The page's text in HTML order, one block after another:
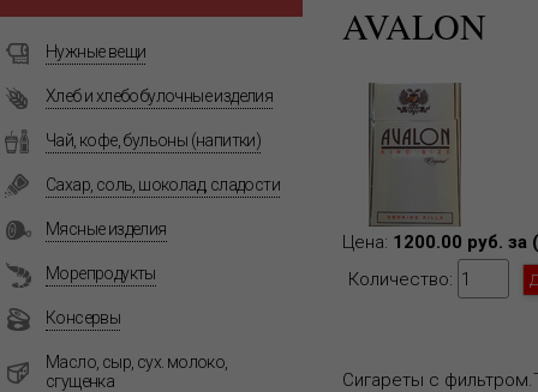
Нужные вещи
Хлеб и хлебобулочные изделия
Чай, кофе, бульоны (напитки)
Сахар, соль, шоколад, сладости
Мясные изделия
Морепродукты
Консервы
Масло, сыр, сух. молоко,
сгущенка
AVALON
Цена: 1200.00 руб. за
Количество:
Сигареты с